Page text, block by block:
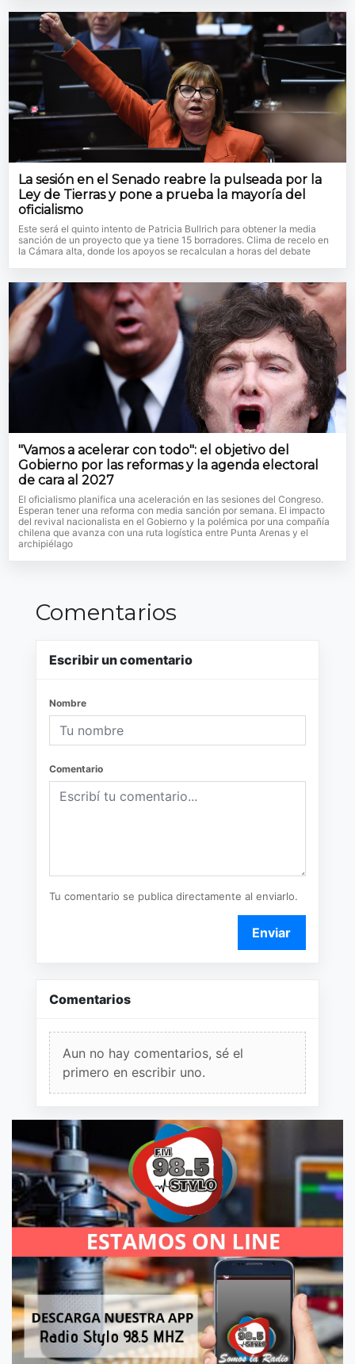
La sesión en el Senado reabre la pulseada por la
Ley de Tierras y pone a prueba la mayoría del
oficialismo
Este será el quinto intento de Patricia Bullrich para obtener la media
sanción de un proyecto que ya tiene 15 borradores. Clima de recelo en
la Cámara alta, donde los apoyos se recalculan a horas del debate
"Vamos a acelerar con todo": el objetivo del
Gobierno por las reformas y la agenda electoral
de cara al 2027
El oficialismo planifica una aceleración en las sesiones del Congreso.
Esperan tener una reforma con media sanción por semana. El impacto
del revival nacionalista en el Gobierno y la polémica por una compañía
chilena que avanza con una ruta logística entre Punta Arenas y el
archipiélago
Comentarios
Escribir un comentario
Nombre
Comentario
Tu comentario se publica directamente al enviarlo.
Enviar
Comentarios
Aun no hay comentarios, sé el
primero en escribir uno.